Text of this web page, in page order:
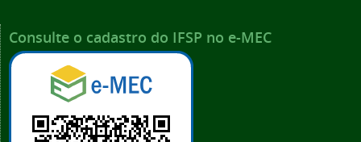
Consulte o cadastro do IFSP no e-MEC